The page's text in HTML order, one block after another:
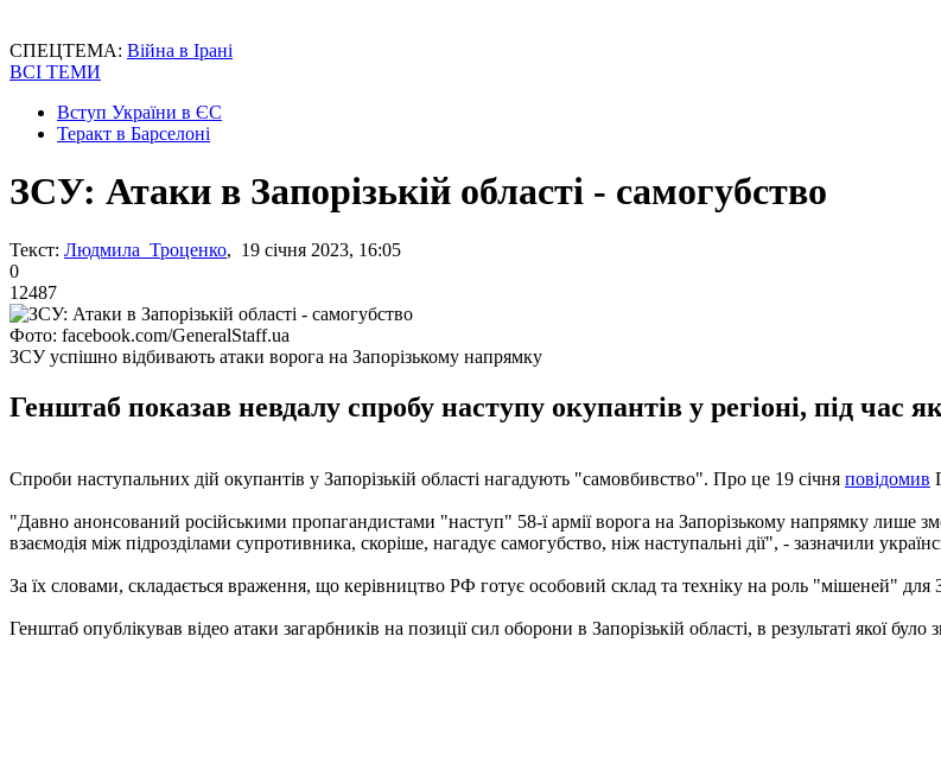
СПЕЦТЕМА: Війна в Ірані
ВСІ ТЕМИ
Вступ України в ЄС
Теракт в Барселоні
ЗСУ: Атаки в Запорізькій області - самогубство
Текст: Людмила Троценко, 19 січня 2023, 16:05
0
12487
Фото: facebook.com/GeneralStaff.ua
ЗСУ успішно відбивають атаки ворога на Запорізькому напрямку
Генштаб показав невдалу спробу наступу окупантів у регіоні, під час
Спроби наступальних дій окупантів у Запорізькій області нагадують "самовбивство". Про це 19 січня повідомив
"Давно анонсований російськими пропагандистами "наступ" 58-ї армії ворога на Запорізькому напрямку лише
взаємодія між підрозділами супротивника, скоріше, нагадує самогубство, ніж наступальні дії", - зазначили
За їх словами, складається враження, що керівництво РФ готує особовий склад та техніку на роль "мішеней" для
Генштаб опублікував відео атаки загарбників на позиції сил оборони в Запорізькій області, в результаті якої